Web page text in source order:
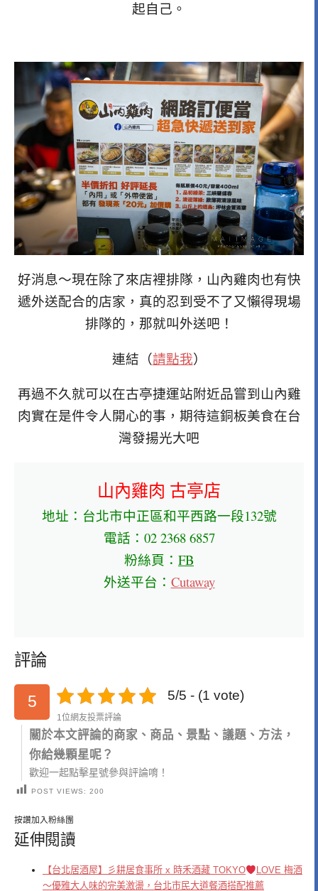
起自己。
好消息～現在除了來店裡排隊，山內雞肉也有快
遞外送配合的店家，真的忍到受不了又懶得現場
排隊的，那就叫外送吧！
連結（請點我）
再過不久就可以在古亭捷運站附近品嘗到山內雞
肉實在是件令人開心的事，期待這銅板美食在台
灣發揚光大吧
山內雞肉 古亭店
地址：台北市中正區和平西路一段132號
電話：02 2368 6857
粉絲頁： FB
外送平台： Cutaway
評論
5 5/5 - (1 vote)
1位網友投票評論
關於本文評論的商家、商品、景點、議題、方法，
你給幾顆星呢？
歡迎一起點擊星號參與評論唷！
POST VIEWS: 200
按讚加入粉絲團
延伸閱讀
【台北居酒屋】彡耕居食事所 x 時禾酒藏 TOKYO
LOVE 梅酒
～優雅大人味的完美激盪，台北市民大道餐酒搭配推薦